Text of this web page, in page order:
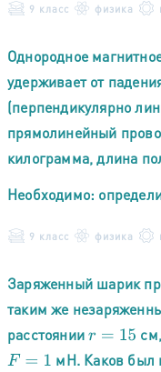
9 класс физика
Однородное
удерживает от
(перпендикулярно
прямолинейный
килограмма, длина
Необходимо:
9 класс физика
Заряженный шарик
таким же
расстоянииr=15
F= 1
мН. Каков был